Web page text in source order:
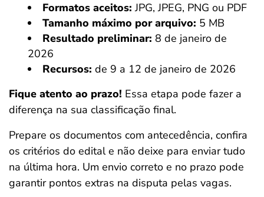
Formatos aceitos: JPG, JPEG, PNG ou PDF
Tamanho máximo por arquivo: 5 MB
Resultado preliminar: 8 de janeiro de
2026
Recursos: de 9 a 12 de janeiro de 2026
Fique atento ao prazo! Essa etapa pode fazer a
diferença na sua classificação final.
Prepare os documentos com antecedência, confira
os critérios do edital e não deixe para enviar tudo
na última hora. Um envio correto e no prazo pode
garantir pontos extras na disputa pelas vagas.